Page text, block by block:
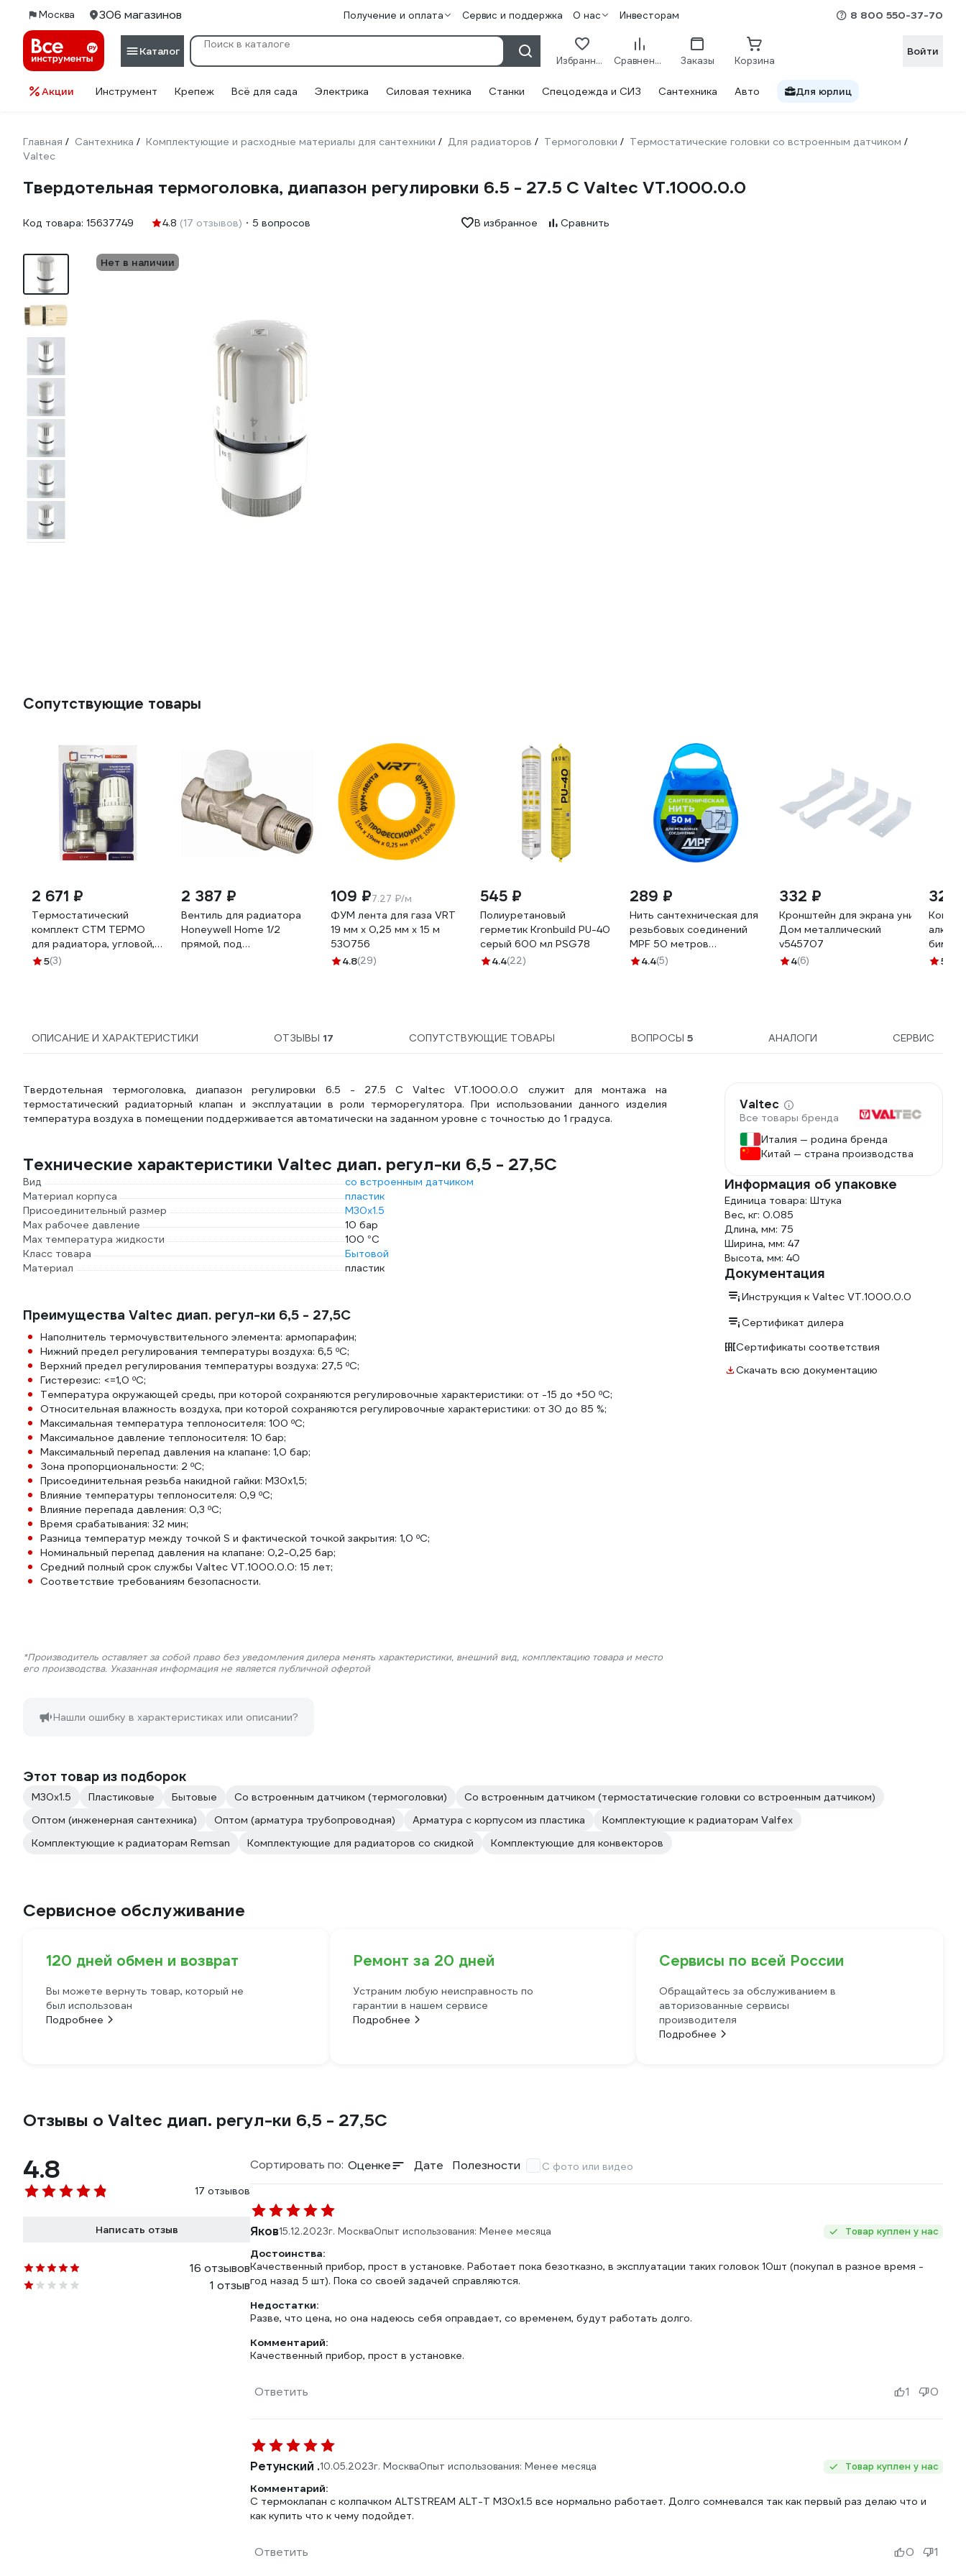
Москва 306 магазинов Получение и оплата Сервис и поддержка О нас Инвесторам 8 800 550-37-70
Каталог
Избранное Сравнение Заказы Корзина
Войти
Акции Инструмент Крепеж Всё для сада Электрика Силовая техника Станки Спецодежда и СИЗ Сантехника Авто Для юрлиц
Главная / Сантехника / Комплектующие и расходные материалы для сантехники / Для радиаторов / Термоголовки / Термостатические головки со встроенным датчиком /
Valtec
Твердотельная термоголовка, диапазон регулировки 6.5 - 27.5 C Valtec VT.1000.0.0
Код товара: 15637749 4.8 (17 отзывов) 5 вопросов В избранное Сравнить
Нет в наличии
Сопутствующие товары
2 671 ₽
Термостатический
комплект СТМ ТЕРМО
для радиатора, угловой, в
блистере, 3/4" CARKTA34
5(3)
2 387 ₽
Вентиль для радиатора
Honeywell Home 1/2
прямой, под
109 ₽7.27 ₽/м
ФУМ лента для газа VRT
19 мм х 0,25 мм х 15 м
530756
4.8(29)
545 ₽
Полиуретановый
герметик Kronbuild PU-40
серый 600 мл PSG78
4.4(22)
289 ₽
Нить сантехническая для
резьбовых соединений
MPF 50 метров
ИС.131706.ИМ
4.4(5)
332 ₽
Кронштейн для экрана
Дом металлический
v545707
4(6)
320
5
ОПИСАНИЕ И ХАРАКТЕРИСТИКИ ОТЗЫВЫ 17 СОПУТСТВУЮЩИЕ ТОВАРЫ ВОПРОСЫ 5 АНАЛОГИ СЕРВИС
Твердотельная термоголовка, диапазон регулировки 6.5 - 27.5 C Valtec VT.1000.0.0 служит для монтажа на
термостатический радиаторный клапан и эксплуатации в роли терморегулятора. При использовании данного изделия
температура воздуха в помещении поддерживается автоматически на заданном уровне с точностью до 1 градуса.
Технические характеристики Valtec диап. регул-ки 6,5 - 27,5C
Вид
со встроенным датчиком
Материал корпуса
пластик
Присоединительный размер
М30х1.5
Мах рабочее давление
10 бар
Max температура жидкости
100 °С
Класс товара
Бытовой
Материал
пластик
Преимущества Valtec диап. регул-ки 6,5 - 27,5C
Наполнитель термочувствительного элемента: армопарафин;
Нижний предел регулирования температуры воздуха: 6,5 ºС;
Верхний предел регулирования температуры воздуха: 27,5 ºС;
Гистерезис: <=1,0 ºС;
Температура окружающей среды, при которой сохраняются регулировочные характеристики: от -15 до +50 ºС;
Относительная влажность воздуха, при которой сохраняются регулировочные характеристики: от 30 до 85 %;
Максимальная температура теплоносителя: 100 ºС;
Максимальное давление теплоносителя: 10 бар;
Максимальный перепад давления на клапане: 1,0 бар;
Зона пропорциональности: 2 ºС;
Присоединительная резьба накидной гайки: М30х1,5;
Влияние температуры теплоносителя: 0,9 ºС;
Влияние перепада давления: 0,3 ºС;
Время срабатывания: 32 мин;
Разница температур между точкой S и фактической точкой закрытия: 1,0 ºС;
Номинальный перепад давления на клапане: 0,2-0,25 бар;
Средний полный срок службы Valtec VT.1000.0.0: 15 лет;
Соответствие требованиям безопасности.
*Производитель оставляет за собой право без уведомления дилера менять характеристики, внешний вид, комплектацию товара и место
его производства. Указанная информация не является публичной офертой
Нашли ошибку в характеристиках или описании?
Valtec
Все товары бренда
Италия — родина бренда
Китай — страна производства
Информация об упаковке
Единица товара: Штука
Вес, кг: 0.085
Длина, мм: 75
Ширина, мм: 47
Высота, мм: 40
Документация
Инструкция к Valtec VT.1000.0.0
Сертификат дилера
Сертификаты соответствия
Скачать всю документацию
Этот товар из подборок
М30х1.5 Пластиковые Бытовые Со встроенным датчиком (термоголовки)
Со встроенным датчиком (термостатические головки со встроенным датчиком)
Оптом (инженерная сантехника)
Оптом (арматура трубопроводная) Арматура с корпусом из пластика
Комплектующие к радиаторам Valfex
Комплектующие к радиаторам Remsan
Комплектующие для радиаторов со скидкой Комплектующие для конвекторов
Сервисное обслуживание
120 дней обмен и возврат
Вы можете вернуть товар, который не
был использован
Подробнее
Ремонт за 20 дней
Устраним любую неисправность по
гарантии в нашем сервисе
Подробнее
Сервисы по всей России
Обращайтесь за обслуживанием в
авторизованные сервисы
производителя
Подробнее
Отзывы о Valtec диап. регул-ки 6,5 - 27,5C
4.8
17 отзывов
Написать отзыв
16 отзывов
1 отзыв
Сортировать по: Оценке Дате Полезности С фото или видео
Яков15.12.2023г. МоскваОпыт использования: Менее месяца Товар куплен у нас
Достоинства:
Качественный прибор, прост в установке. Работает пока безотказно, в эксплуатации таких головок 10шт (покупал в разное время -
год назад 5 шт). Пока со своей задачей справляются.
Недостатки:
Разве, что цена, но она надеюсь себя оправдает, со временем, будут работать долго.
Комментарий:
Качественный прибор, прост в установке.
Ответить 1 0
Ретунский .10.05.2023г. МоскваОпыт использования: Менее месяца Товар куплен у нас
Комментарий:
С термоклапан с колпачком ALTSTREAM ALT-T М30х1.5 все нормально работает. Долго сомневался так как первый раз делаю что и
как купить что к чему подойдет.
Ответить 0 1